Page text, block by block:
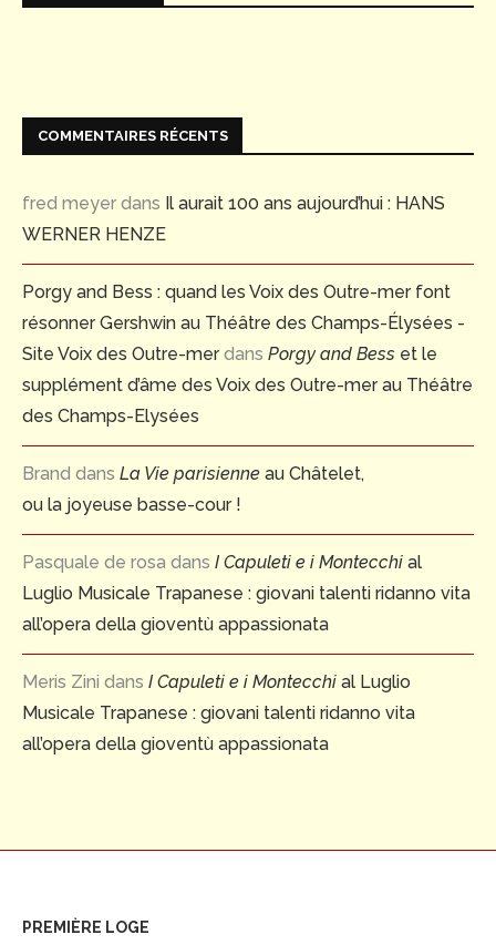
COMMENTAIRES RÉCENTS
fred meyer dans Il aurait 100 ans aujourd’hui : HANS
WERNER HENZE
Porgy and Bess : quand les Voix des Outre-mer font
résonner Gershwin au Théâtre des Champs-Élysées -
Site Voix des Outre-merdans Porgy and Bess et le
supplément d’âme des Voix des Outre-mer au Théâtre
des Champs-Elysées
Brand dans La Vie parisienne au Châtelet,
ou la joyeuse basse-cour !
Pasquale de rosa dans I Capuleti e i Montecchi al
Luglio Musicale Trapanese : giovani talenti ridanno vita
all’opera della gioventù appassionata
Meris Zini dans I Capuleti e i Montecchi al Luglio
Musicale Trapanese : giovani talenti ridanno vita
all’opera della gioventù appassionata
PREMIÈRE LOGE